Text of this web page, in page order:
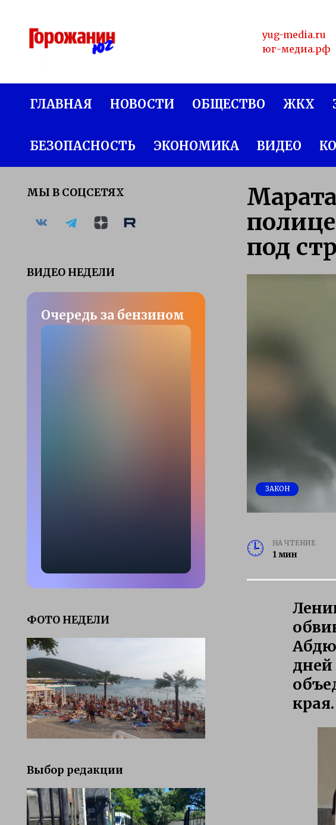
содержанию
yug-media.ru
юг-медиа.рф
ГЛАВНАЯ НОВОСТИ ОБЩЕСТВО ЖКХ
БЕЗОПАСНОСТЬ ЭКОНОМИКА ВИДЕО
под
ЗАКОН
НА ЧТЕНИЕ
1 мин
края.
МЫ В СОЦСЕТЯХ
ВИДЕО НЕДЕЛИ
Очередь за бензином
ФОТО НЕДЕЛИ
Выбор редакции